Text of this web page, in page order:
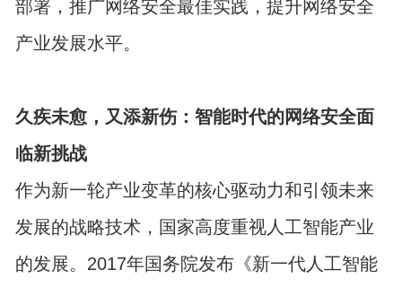
部署，推广网络安全最佳实践，提升网络安全
产业发展水平。
久疾未愈，又添新伤：智能时代的网络安全面
临新挑战
作为新一轮产业变革的核心驱动力和引领未来
发展的战略技术，国家高度重视人工智能产业
的发展。2017年国务院发布《新一代人工智能